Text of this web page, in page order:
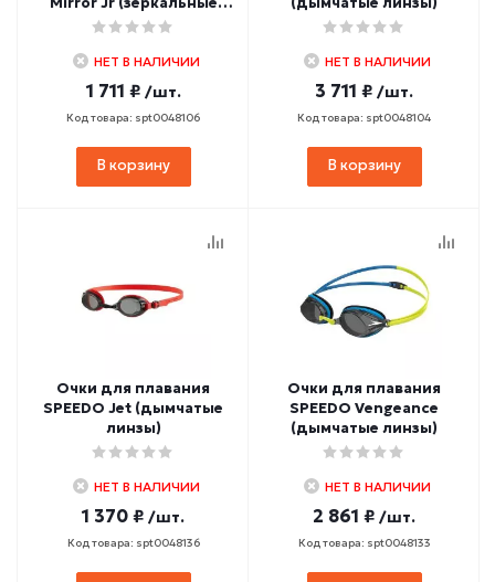
линзы)
НЕТ В НАЛИЧИИ
1 711 ₽ /шт.
Код товара: spt0048106
В корзину
НЕТ В НАЛИЧИИ
3 711 ₽ /шт.
Код товара: spt0048104
В корзину
Очки для плавания
SPEEDO Jet (дымчатые
линзы)
НЕТ В НАЛИЧИИ
1 370 ₽ /шт.
Код товара: spt0048136
Очки для плавания
SPEEDO Vengeance
(дымчатые линзы)
НЕТ В НАЛИЧИИ
2 861 ₽ /шт.
Код товара: spt0048133